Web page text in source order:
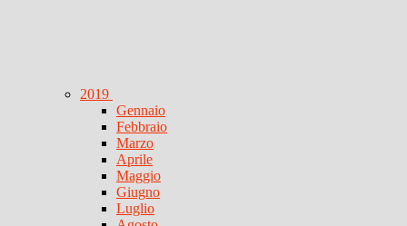
2019
Gennaio
Febbraio
Marzo
Aprile
Maggio
Giugno
Luglio